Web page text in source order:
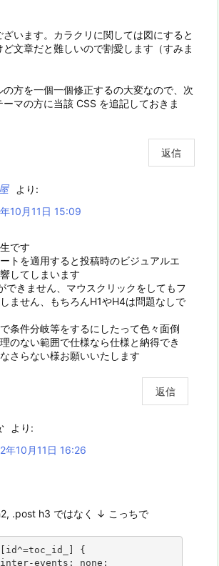
います。カラクリに関しては図にすると
文章だと難しいので割愛します（すみま
方を一個一個修正するの大変なので、次
マの方に当該 CSS を追記しておきま
返信
より:
10月11日 15:09
です
トを適用すると投稿時のビジュアルエ
してしまいます
できません、マウスクリックをしてもフ
ません、もちろんH1やH4は問題なしで
条件分岐等をするにしたって色々面倒
のない範囲で仕様なら仕様と納得でき
さらない様お願いいたします
返信
より:
年10月11日 16:26
.post h3 ではなく ↓ こっちで
{